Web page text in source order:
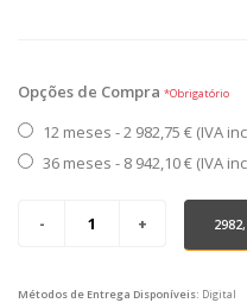
Opções de Compra *Obrigatório
12 meses - 2 982,75 € (IVA
36 meses - 8 942,10 € (IVA
Métodos de Entrega Disponíveis: Digital